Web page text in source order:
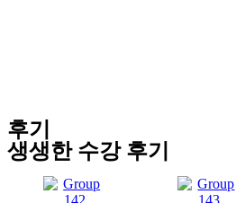
후기
생생한 수강 후기